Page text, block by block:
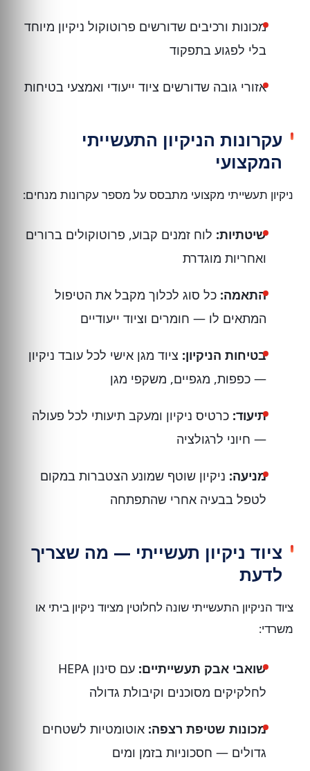
מכונות ורכיבים שדורשים פרוטוקול ניקיון מיוחד
בלי לפגוע בתפקוד
אזורי גובה שדורשים ציוד ייעודי ואמצעי בטיחות
עקרונות הניקיון התעשייתי
המקצועי
ניקיון תעשייתי מקצועי מתבסס על מספר עקרונות מנחים:
שיטתיות: לוח זמנים קבוע, פרוטוקולים ברורים
ואחריות מוגדרת
התאמה: כל סוג לכלוך מקבל את הטיפול
המתאים לו — חומרים וציוד ייעודיים
בטיחות הניקיון: ציוד מגן אישי לכל עובד ניקיון
— כפפות, מגפיים, משקפי מגן
תיעוד: כרטיס ניקיון ומעקב תיעותי לכל פעולה
— חיוני לרגולציה
מניעה: ניקיון שוטף שמונע הצטברות במקום
לטפל בבעיה אחרי שהתפתחה
ציוד ניקיון תעשייתי — מה שצריך
לדעת
ציוד הניקיון התעשייתי שונה לחלוטין מציוד ניקיון ביתי או
משרדי:
שואבי אבק תעשייתיים:
עם סינון HEPA
לחלקיקים מסוכנים וקיבולת גדולה
מכונות שטיפת רצפה: אוטומטיות לשטחים
גדולים — חסכוניות בזמן ומים